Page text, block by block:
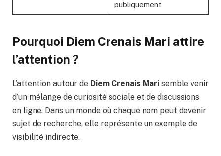
publiquement
Pourquoi Diem Crenais Mari attire
l’attention ?
L’attention autour de Diem Crenais Mari semble venir
d’un mélange de curiosité sociale et de discussions
en ligne. Dans un monde où chaque nom peut devenir
sujet de recherche, elle représente un exemple de
visibilité indirecte.